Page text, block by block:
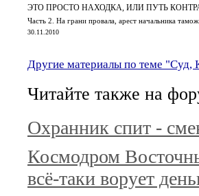
ЭТО ПРОСТО НАХОДКА, ИЛИ ПУТЬ
Часть 2. На грани провала, арест начальника
30.11.2010
Другие материалы по теме
Читайте также на
Охранник спит -
Космодром
всё-таки ворует